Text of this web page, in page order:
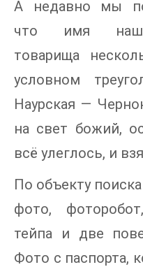
А недавно мы
что имя
товарища
условном
Наурская —
на свет божий,
всё улеглось, и
По объекту
фото,
тейпа и две
Фото с паспорта,